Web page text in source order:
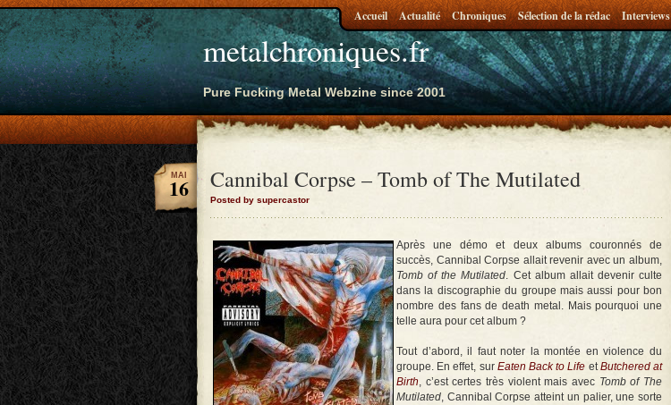
metalchroniques.fr
Pure Fucking Metal Webzine since 2001
Accueil Actualité Chroniques Sélection de la rédac Interviews
Cannibal Corpse – Tomb of The Mutilated
Posted by supercastor
MAI
16
Après une démo et deux albums couronnés de
succès, Cannibal Corpse allait revenir avec un album,
Tomb of the Mutilated. Cet album allait devenir culte
dans la discographie du groupe mais aussi pour bon
nombre des fans de death metal. Mais pourquoi une
telle aura pour cet album ?
Tout d’abord, il faut noter la montée en violence du
groupe. En effet, sur Eaten Back to Life etButchered at
Birth, c’est certes très violent mais avec Tomb of The
Mutilated, Cannibal Corpse atteint un palier, une sorte